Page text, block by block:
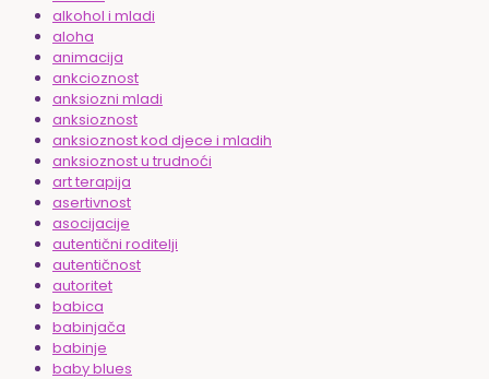
alkohol i mladi
aloha
animacija
ankcioznost
anksiozni mladi
anksioznost
anksioznost kod djece i mladih
anksioznost u trudnoći
art terapija
asertivnost
asocijacije
autentični roditelji
autentičnost
autoritet
babica
babinjača
babinje
baby blues